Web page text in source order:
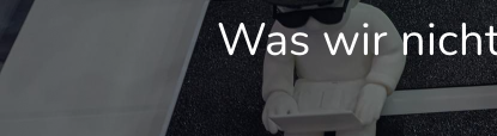
Was wir